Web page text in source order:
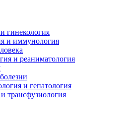
гинекология
и иммунология
и реаниматология
и гепатология
трансфузиология